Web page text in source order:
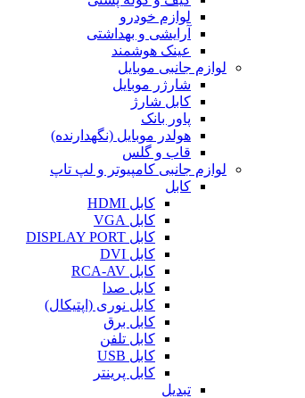
لوازم خودرو
آرایشی و بهداشتی
عینک هوشمند
لوازم جانبی موبایل
شارژر موبایل
کابل شارژ
پاور بانک
هولدر موبایل (نگهدارنده)
قاب و گلس
لوازم جانبی کامپیوتر و لپ تاپ
کابل
کابل HDMI
کابل VGA
کابل DISPLAY PORT
کابل DVI
کابل RCA-AV
کابل صدا
کابل نوری (اپتیکال)
کابل برق
کابل تلفن
کابل USB
کابل پرینتر
تبدیل